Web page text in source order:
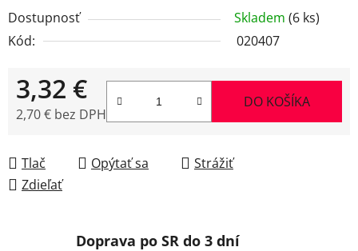
Dostupnosť Skladem (6 ks)
Kód:
020407
3,32 €
2,70 € bez DPH
DO KOŠÍKA
Tlač Opýtať sa
Strážiť
Zdieľať
Doprava po SR do 3 dní